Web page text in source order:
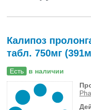
Калипоз
табл. 750мг
Есть в наличии